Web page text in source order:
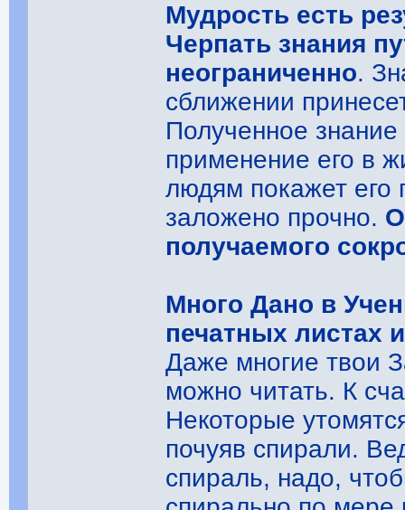
Мудрость есть
Черпать знания
неограниченно.
сближении
Полученное
применение его в
людям покажет его
заложено прочно.
получаемого
Много Дано в
печатных листах
Даже многие твои
можно читать. К
Некоторые
почуяв спирали.
спираль, надо,